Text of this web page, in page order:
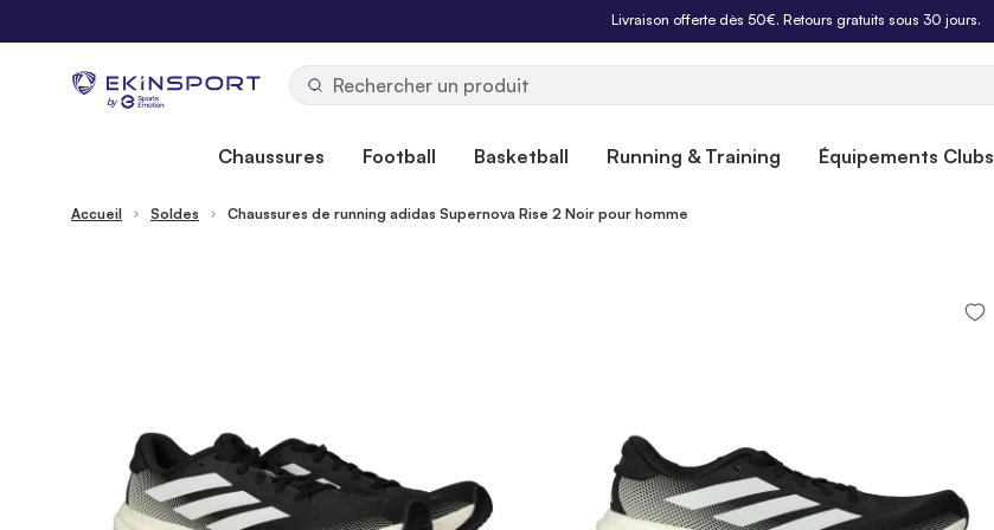
Livraison offerte dès 50€. Retours gratuits sous 30 jours.
by
Chaussures Football Basketball Running & Training Équipements Clubs
Accueil Soldes Chaussures de running adidas Supernova Rise 2 Noir pour homme